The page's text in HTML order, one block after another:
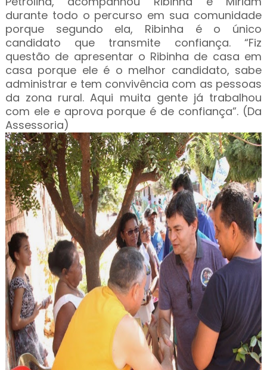
durante todo o percurso em sua comunidade
porque segundo ela, Ribinha é o único
candidato que transmite confiança. “Fiz
questão de apresentar o Ribinha de casa em
casa porque ele é o melhor candidato, sabe
administrar e tem convivência com as pessoas
da zona rural. Aqui muita gente já trabalhou
com ele e aprova porque é de confiança”. (Da
Assessoria)